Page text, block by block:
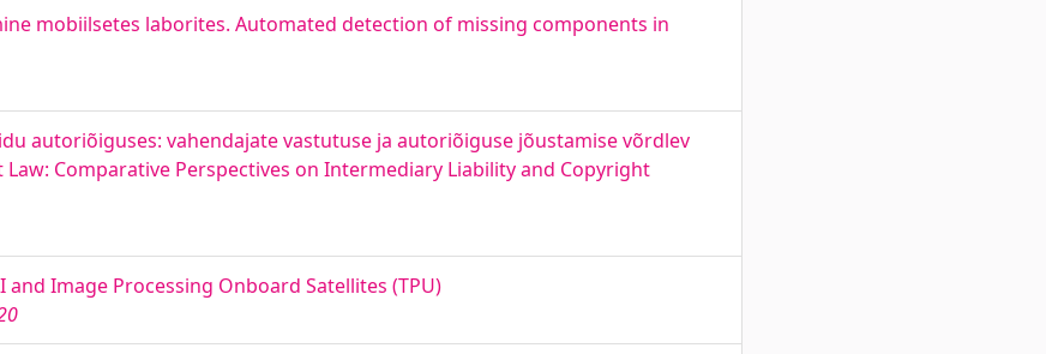
mobiilsetes laborites. Automated detection of missing components in
autoriõiguses: vahendajate vastutuse ja autoriõiguse jõustamise võrdlev
Comparative Perspectives on Intermediary Liability and Copyright
Image Processing Onboard Satellites (TPU)